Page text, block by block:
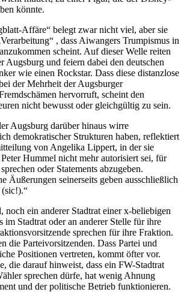
könnte.
Affäre“ belegt zwar nicht viel, aber sie
, dass Aiwangers Trumpismus in
scheint. Auf dieser Welle reiten
Augsburg und feiern dabei den deutschen
wie einen Rockstar. Dass diese distanzlose
der Mehrheit der Augsburger
hervorruft, scheint den
nicht bewusst oder gleichgültig zu sein.
Augsburg darüber hinaus wirre
demokratischer Strukturen haben, reflektiert
von Angelika Lippert, in der sie
Hummel nicht mehr autorisiert sei, für
oder Statements abzugeben.
Äußerungen seinerseits geben ausschließlich
noch ein anderer Stadtrat einer x-beliebigen
im Stadtrat oder an anderer Stelle für ihre
sprechen für ihre Fraktion.
die Parteivorsitzenden. Dass Partei und
Positionen vertreten, kommt öfter vor.
die darauf hinweist, dass ein FW-Stadtrat
sprechen dürfe, hat wenig Ahnung
und der politische Betrieb funktionieren.